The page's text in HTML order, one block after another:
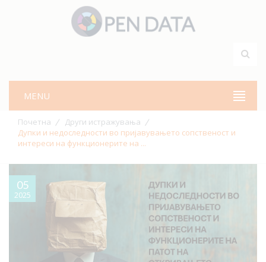
MENU
Почетна
Други истражувања
Дупки и недоследности во пријавувањето сопственост и
интереси на функционерите на ...
05
2025